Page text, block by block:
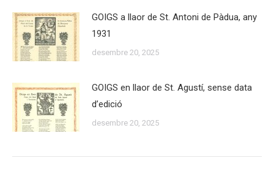
GOIGS a llaor de St. Antoni de Pàdua, any
1931
desembre 20, 2025
GOIGS en llaor de St. Agustí, sense data
d’edició
desembre 20, 2025